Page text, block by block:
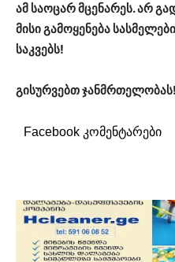
ამ საოცარ მცენარეს. არ
მისი გამოყენება
საკვებს!
გისურვებთ ჯანმრთელობას!
Facebook კომენტარები